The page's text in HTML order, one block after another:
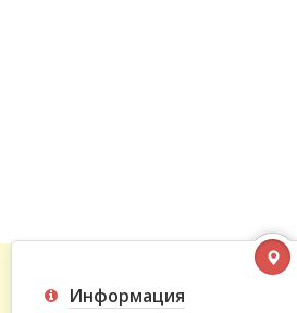
Информация